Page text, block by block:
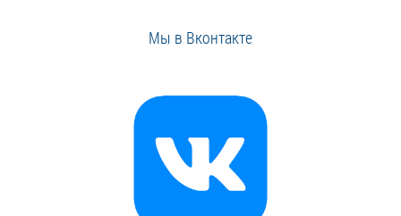
Мы в Вконтакте